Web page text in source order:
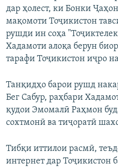
дар ҳолест, ки Бонки
мақомоти Тоҷикистон
рушди ин соҳа
Хадамоти алоқа берун
тарафи Тоҷикистон иҷро
Танқидҳо барои рушд
Бег Сабур, раҳбари
қудои Эмомалӣ Раҳмон
сохтмонӣ ва тиҷоратӣ
Тибқи иттилои расмӣ,
интернет дар Тоҷикистон